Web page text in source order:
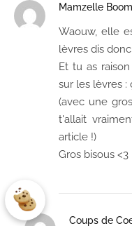
Mamzelle Boom
Waouw, elle
lèvres dis
Et tu as
sur les lèvres
(avec une
t'allait
article !)
Gros bisous <3
Coups de